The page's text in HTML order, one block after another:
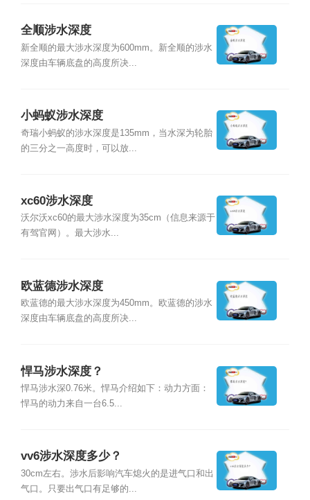
全顺涉水深度
新全顺的最大涉水深度为600mm。新全顺的涉水
深度由车辆底盘的高度所决...
小蚂蚁涉水深度
奇瑞小蚂蚁的涉水深度是135mm，当水深为轮胎
的三分之一高度时，可以放...
xc60涉水深度
沃尔沃xc60的最大涉水深度为35cm（信息来源于
有驾官网）。最大涉水...
欧蓝德涉水深度
欧蓝德的最大涉水深度为450mm。欧蓝德的涉水
深度由车辆底盘的高度所决...
悍马涉水深度？
悍马涉水深0.76米。悍马介绍如下：动力方面：
悍马的动力来自一台6.5...
vv6涉水深度多少？
30cm左右。涉水后影响汽车熄火的是进气口和出
气口。只要出气口有足够的...